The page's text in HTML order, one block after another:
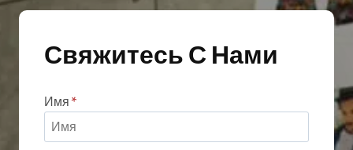
Свяжитесь С Нами
Имя *